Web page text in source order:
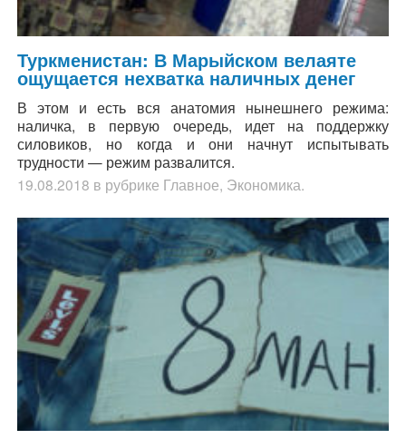
Туркменистан: В Марыйском велаяте
ощущается нехватка наличных денег
В этом и есть вся анатомия нынешнего режима:
наличка, в первую очередь, идет на поддержку
силовиков, но когда и они начнут испытывать
трудности — режим развалится.
19.08.2018 в рубрике Главное, Экономика.